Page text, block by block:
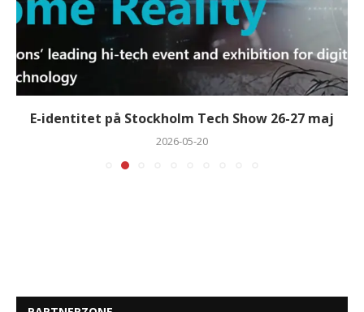
E-identitet på Stockholm Tech Show 26-27 maj
2026-05-20